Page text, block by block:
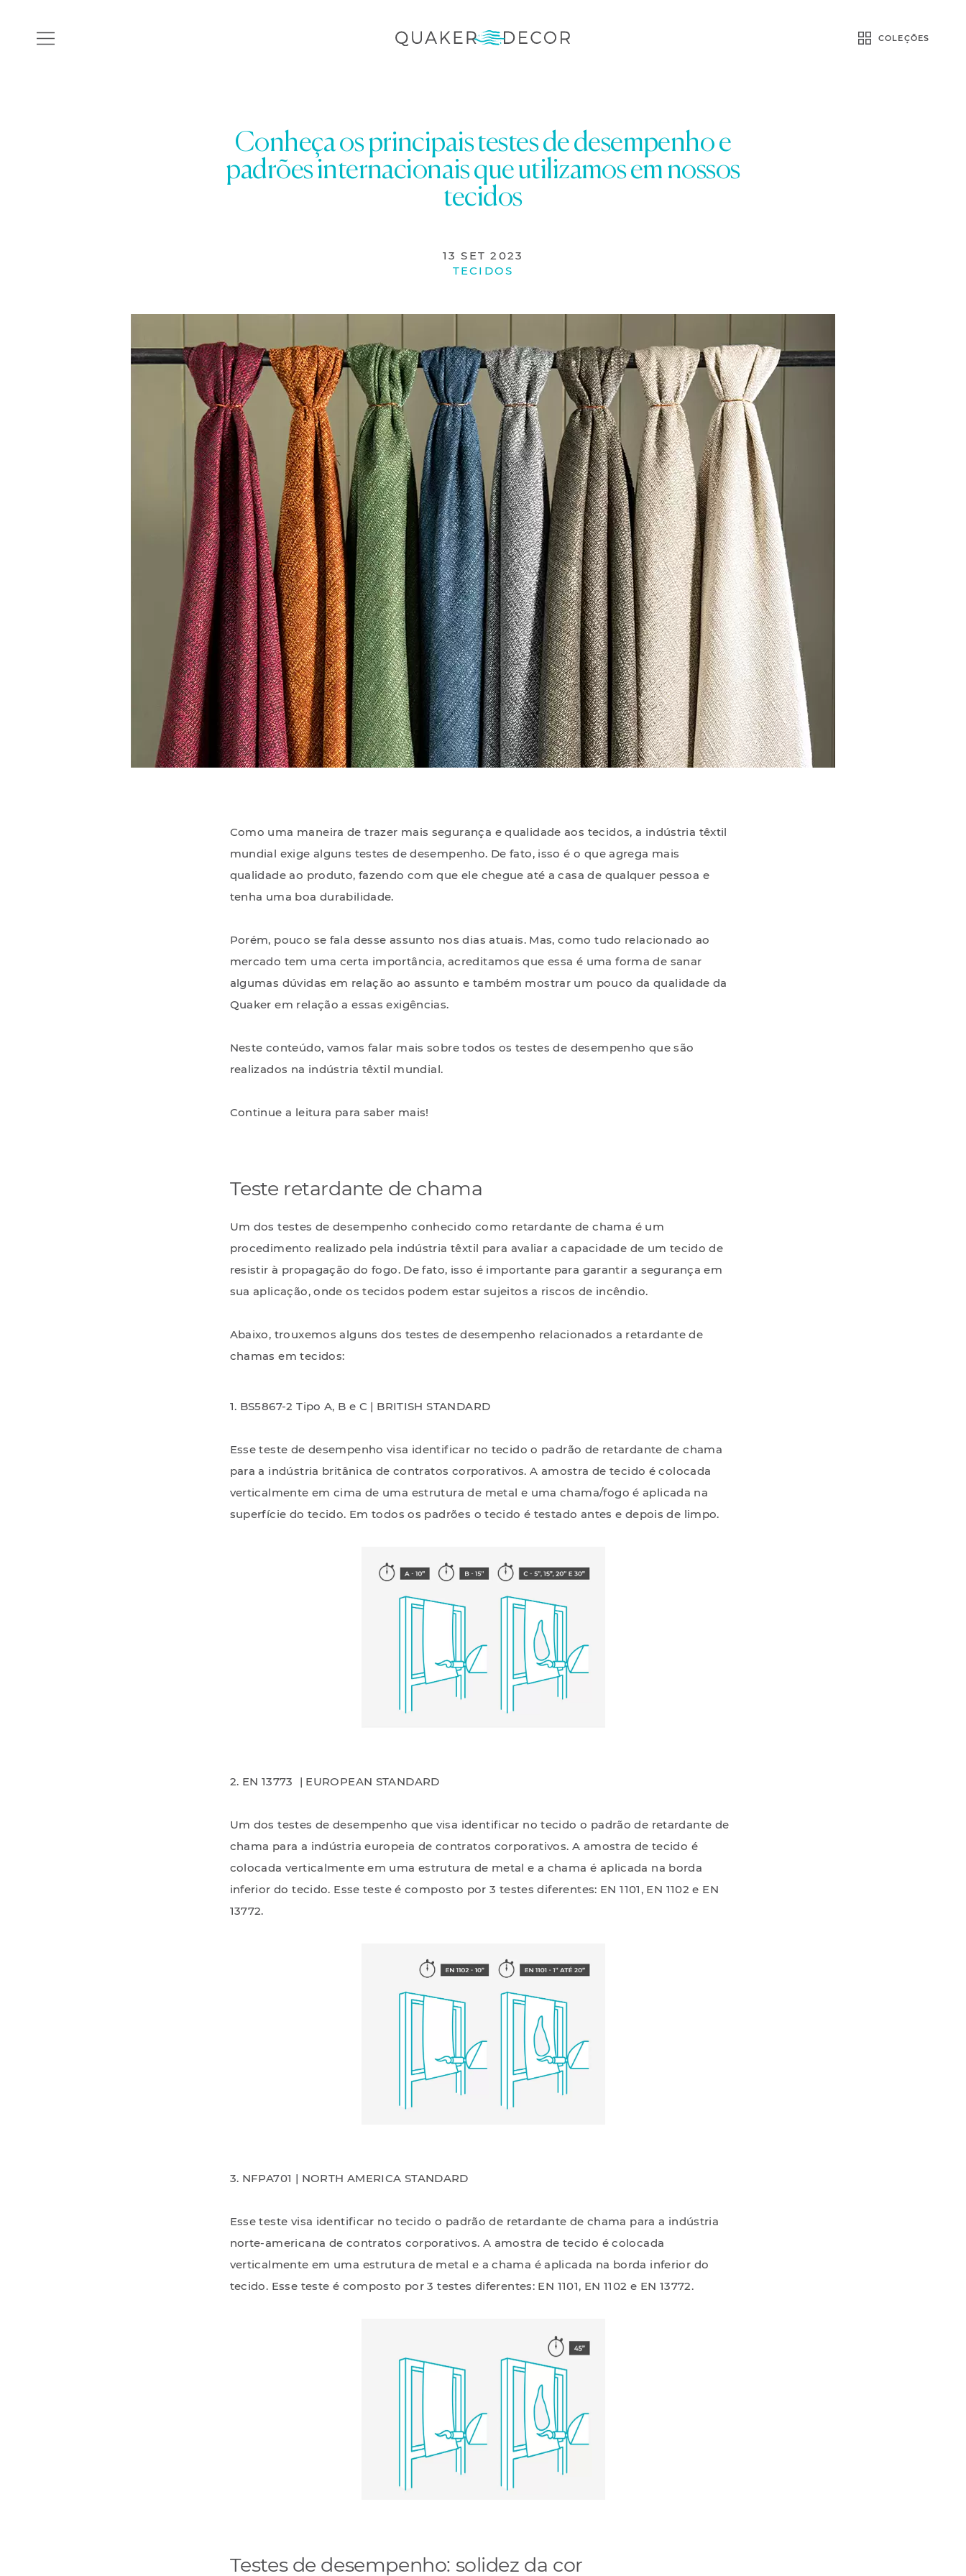
COLEÇÕES
Conheça os principais testes de desempenho e
padrões internacionais que utilizamos em nossos
tecidos
13 SET 2023
TECIDOS
Como uma maneira de trazer mais segurança e qualidade aos tecidos, a indústria têxtil
mundial exige alguns testes de desempenho. De fato, isso é o que agrega mais
qualidade ao produto, fazendo com que ele chegue até a casa de qualquer pessoa e
tenha uma boa durabilidade.
Porém, pouco se fala desse assunto nos dias atuais. Mas, como tudo relacionado ao
mercado tem uma certa importância, acreditamos que essa é uma forma de sanar
algumas dúvidas em relação ao assunto e também mostrar um pouco da qualidade da
Quaker em relação a essas exigências.
Neste conteúdo, vamos falar mais sobre todos os testes de desempenho que são
realizados na indústria têxtil mundial.
Continue a leitura para saber mais!
Teste retardante de chama
Um dos testes de desempenho conhecido como retardante de chama é um
procedimento realizado pela indústria têxtil para avaliar a capacidade de um tecido de
resistir à propagação do fogo. De fato, isso é importante para garantir a segurança em
sua aplicação, onde os tecidos podem estar sujeitos a riscos de incêndio.
Abaixo, trouxemos alguns dos testes de desempenho relacionados a retardante de
chamas em tecidos:
1. BS5867-2 Tipo A, B e C | BRITISH STANDARD
Esse teste de desempenho visa identificar no tecido o padrão de retardante de chama
para a indústria britânica de contratos corporativos. A amostra de tecido é colocada
verticalmente em cima de uma estrutura de metal e uma chama/fogo é aplicada na
superfície do tecido. Em todos os padrões o tecido é testado antes e depois de limpo.
2. EN 13773 | EUROPEAN STANDARD
Um dos testes de desempenho que visa identificar no tecido o padrão de retardante de
chama para a indústria europeia de contratos corporativos. A amostra de tecido é
colocada verticalmente em uma estrutura de metal e a chama é aplicada na borda
inferior do tecido. Esse teste é composto por 3 testes diferentes: EN 1101, EN 1102 e EN
13772.
3. NFPA701 | NORTH AMERICA STANDARD
Esse teste visa identificar no tecido o padrão de retardante de chama para a indústria
norte-americana de contratos corporativos. A amostra de tecido é colocada
verticalmente em uma estrutura de metal e a chama é aplicada na borda inferior do
tecido. Esse teste é composto por 3 testes diferentes: EN 1101, EN 1102 e EN 13772.
Testes de desempenho: solidez da cor